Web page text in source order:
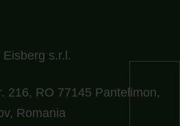
Eisberg s.r.l.
216, RO 77145 Pantelimon,
Romania